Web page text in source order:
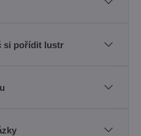
si pořídit lustr